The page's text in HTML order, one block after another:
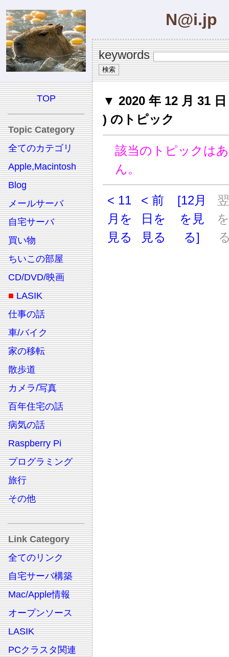
N@i.jp
keywords
TOP
Topic Category
全てのカテゴリ
Apple,Macintosh
Blog
メールサーバ
自宅サーバ
買い物
ちいこの部屋
CD/DVD/映画
■ LASIK
仕事の話
車/バイク
家の移転
散歩道
カメラ/写真
百年住宅の話
病気の話
Raspberry Pi
プログラミング
旅行
その他
Link Category
全てのリンク
自宅サーバ構築
Mac/Apple情報
オープンソース
LASIK
PCクラスタ関連
▼ 2020 年 12 月 31
) のトピック
該当のトピックは
ん。
< 11
月を
見る
< 前
日を
見る
[12月
を見
る]